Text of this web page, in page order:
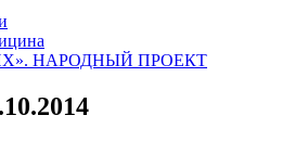
НАРОДНЫЙ ПРОЕКТ